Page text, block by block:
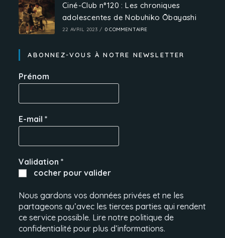
Ciné-Club n°120 : Les chroniques
adolescentes de Nobuhiko Ōbayashi
22 AVRIL 2023 / 0 COMMENTAIRE
ABONNEZ-VOUS À NOTRE NEWSLETTER
Prénom
E-mail*
Validation*
cocher pour valider
Nous gardons vos données privées et ne les
partageons qu’avec les tierces parties qui rendent
ce service possible. Lire notre politique de
confidentialité pour plus d’informations.